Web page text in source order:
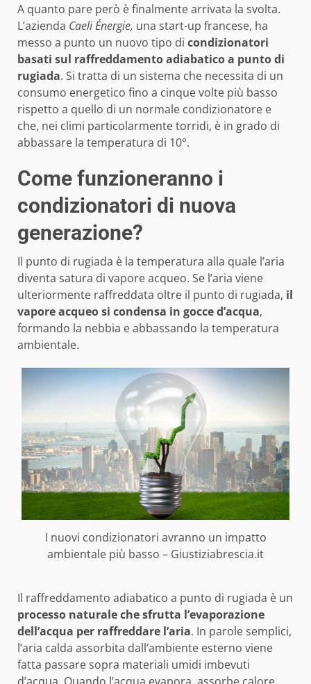
A quanto pare però è finalmente arrivata la svolta.
L’azienda Caeli Énergie, una start-up francese, ha
messo a punto un nuovo tipo di condizionatori
basati sul raffreddamento adiabatico a punto di
rugiada. Si tratta di un sistema che necessita di un
consumo energetico fino a cinque volte più basso
rispetto a quello di un normale condizionatore e
che, nei climi particolarmente torridi, è in grado di
abbassare la temperatura di 10°.
Come funzioneranno i
condizionatori di nuova
generazione?
Il punto di rugiada è la temperatura alla quale l’aria
diventa satura di vapore acqueo. Se l’aria viene
ulteriormente raffreddata oltre il punto di rugiada, il
vapore acqueo si condensa in gocce d’acqua,
formando la nebbia e abbassando la temperatura
ambientale.
I nuovi condizionatori avranno un impatto
ambientale più basso – Giustiziabrescia.it
Il raffreddamento adiabatico a punto di rugiada è un
processo naturale che sfrutta l’evaporazione
dell’acqua per raffreddare l’aria. In parole semplici,
l’aria calda assorbita dall’ambiente esterno viene
fatta passare sopra materiali umidi imbevuti